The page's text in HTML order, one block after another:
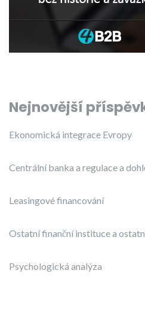
Nejnovější
Ekonomická integrace Evropy
Centrální banka a regulace a
Leasingové financování
Ostatní finanční instituce a
Psychologická analýza